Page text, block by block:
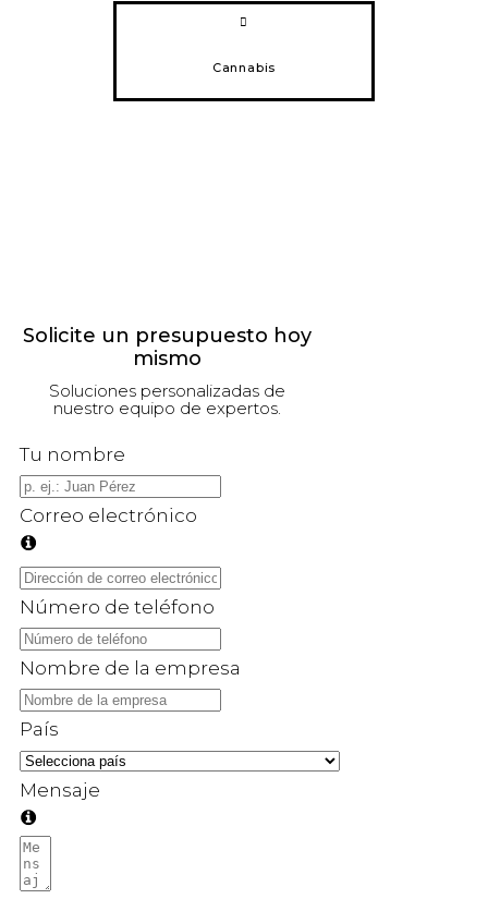
Cannabis
Solicite un presupuesto hoy
mismo
Soluciones personalizadas de
nuestro equipo de expertos.
Tu nombre
Correo electrónico
Número de teléfono
Nombre de la empresa
País
Mensaje